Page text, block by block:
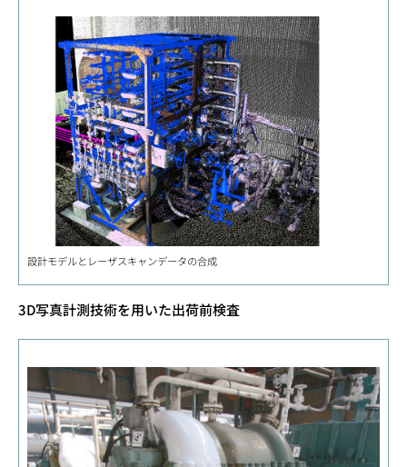
設計モデルとレーザスキャンデータの合成
3D写真計測技術を用いた出荷前検査